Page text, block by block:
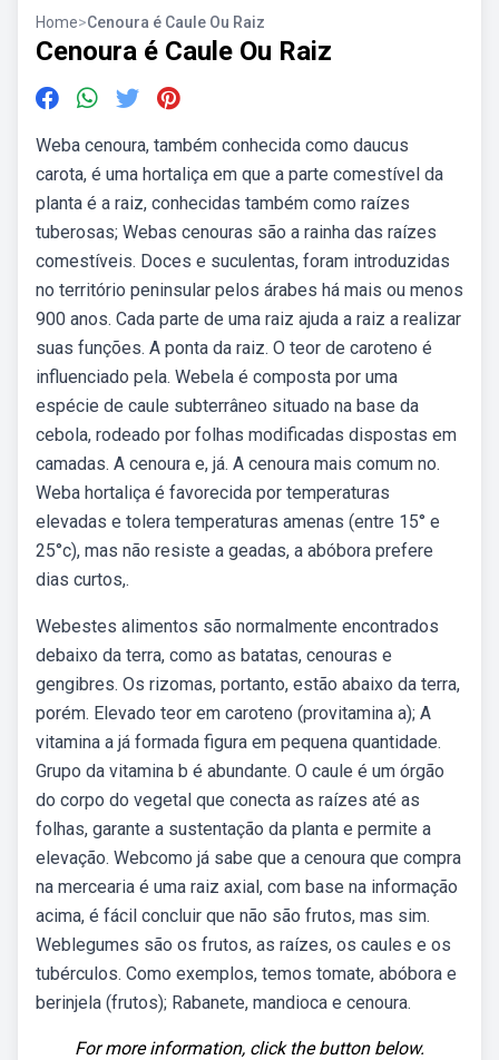
Home>Cenoura é Caule Ou Raiz
Cenoura é Caule Ou Raiz
Weba cenoura, também conhecida como daucus
carota, é uma hortaliça em que a parte comestível da
planta é a raiz, conhecidas também como raízes
tuberosas; Webas cenouras são a rainha das raízes
comestíveis. Doces e suculentas, foram introduzidas
no território peninsular pelos árabes há mais ou menos
900 anos. Cada parte de uma raiz ajuda a raiz a realizar
suas funções. A ponta da raiz. O teor de caroteno é
influenciado pela. Webela é composta por uma
espécie de caule subterrâneo situado na base da
cebola, rodeado por folhas modificadas dispostas em
camadas. A cenoura e, já. A cenoura mais comum no.
Weba hortaliça é favorecida por temperaturas
elevadas e tolera temperaturas amenas (entre 15° e
25°c), mas não resiste a geadas, a abóbora prefere
dias curtos,.
Webestes alimentos são normalmente encontrados
debaixo da terra, como as batatas, cenouras e
gengibres. Os rizomas, portanto, estão abaixo da terra,
porém. Elevado teor em caroteno (provitamina a); A
vitamina a já formada figura em pequena quantidade.
Grupo da vitamina b é abundante. O caule é um órgão
do corpo do vegetal que conecta as raízes até as
folhas, garante a sustentação da planta e permite a
elevação. Webcomo já sabe que a cenoura que compra
na mercearia é uma raiz axial, com base na informação
acima, é fácil concluir que não são frutos, mas sim.
Weblegumes são os frutos, as raízes, os caules e os
tubérculos. Como exemplos, temos tomate, abóbora e
berinjela (frutos); Rabanete, mandioca e cenoura.
For more information, click the button below.